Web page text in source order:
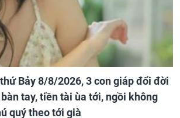
Bảy 8/8/2026, 3 con giáp đổi đời
tay, tiền tài ùa tới, ngồi không
quý theo tới già